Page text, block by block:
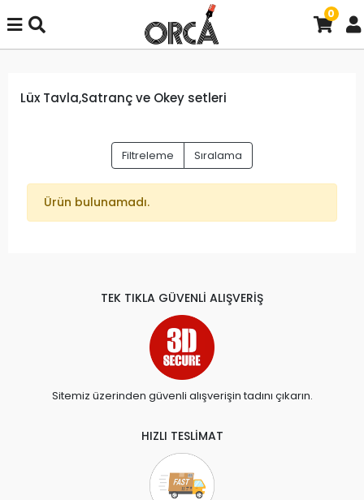
0
Lüx Tavla,Satranç ve Okey setleri
Filtreleme Sıralama
Ürün bulunamadı.
TEK TIKLA GÜVENLİ ALIŞVERİŞ
Sitemiz üzerinden güvenli alışverişin tadını çıkarın.
HIZLI TESLİMAT